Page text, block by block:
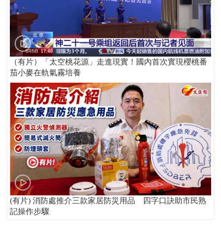
（有片）「太空桃花源」走進現實！國內首次實現櫻桃番
茄小麥在軌氣霧培養
(有片) 消防處推介三款家居防災用品 四字口訣助市民熟
記操作步驟